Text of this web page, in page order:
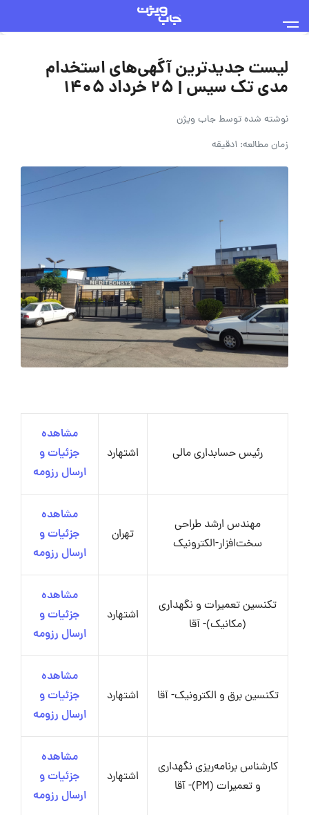
لیست جدیدترین آگهی‌های استخدام
مدی تک سیس | ۲۵ خرداد ۱۴۰۵
نوشته شده توسطجاب ویژن
زمان مطالعه: 1دقیقه
رئیس حسابداری مالی اشتهارد
مشاهده
جزئیات و
ارسال رزومه
مهندس ارشد طراحی
سخت‌افزار-الکترونیک
تهران
مشاهده
جزئیات و
ارسال رزومه
تکنسین تعمیرات و نگهداری
(مکانیک)- آقا
اشتهارد
مشاهده
جزئیات و
ارسال رزومه
تکنسین برق و الکترونیک- آقا اشتهارد
مشاهده
جزئیات و
ارسال رزومه
کارشناس برنامه‌ریزی نگهداری
و تعمیرات (PM)- آقا
اشتهارد
مشاهده
جزئیات و
ارسال رزومه